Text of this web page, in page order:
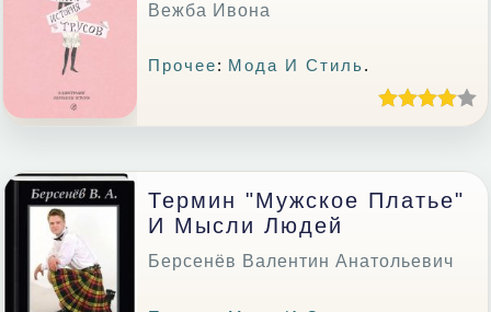
Вежба Ивона
Прочее: Мода И Стиль.
Термин "Мужское Платье"
И Мысли Людей
Берсенёв Валентин Анатольевич